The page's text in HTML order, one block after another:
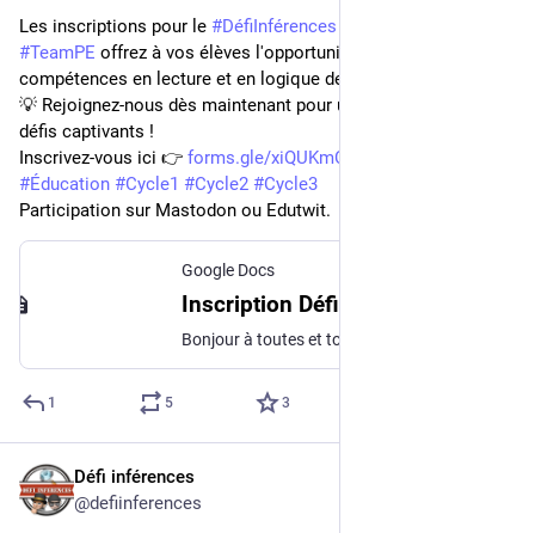
Les inscriptions pour le #DéfiInférences
#TeamPE offrez à vos élèves l'opportunité de développer leurs
compétences en lecture et en logique de manière ludique. 📚
💡 Rejoignez-nous dès maintenant pour une nouvelle année de
défis captivants !
Inscrivez-vous ici 👉 forms.gle/xiQUKmCFvpHdX3r29
#Éducation #Cycle1 #Cycle2 #Cycle3
Participation sur Mastodon ou Edutwit.
Google Docs
1 5 3
Défi inférences
@defiinferences